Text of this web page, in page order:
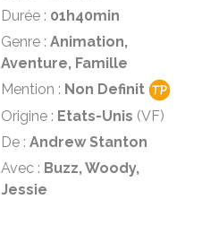
Durée : 01h40min
Genre : Animation,
Aventure, Famille
Mention : Non Definit
Origine : Etats-Unis (VF)
De : Andrew Stanton
Avec : Buzz, Woody,
Jessie